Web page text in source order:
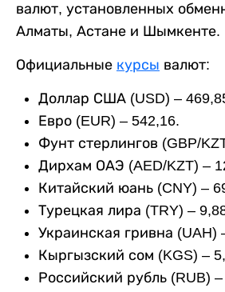
валют, установленных
Алматы, Астане и Шымкенте.
Официальные курсы валют:
Доллар США (USD) –
Евро (EUR) – 542,16.
Фунт стерлингов (GBP/
Дирхам ОАЭ (AED/KZT) –
Китайский юань (CNY) –
Турецкая лира (TRY) –
Украинская гривна (UAH)
Кыргызский сом (KGS) –
Российский рубль (RUB) –